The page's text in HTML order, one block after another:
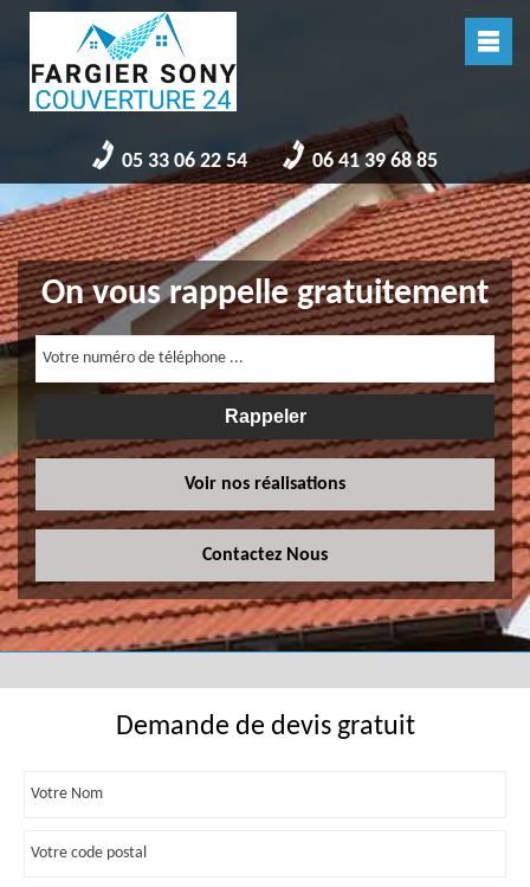
05 33 06 22 54 06 41 39 68 85
On vous rappelle gratuitement
Voir nos réalisations
Contactez Nous
Demande de devis gratuit